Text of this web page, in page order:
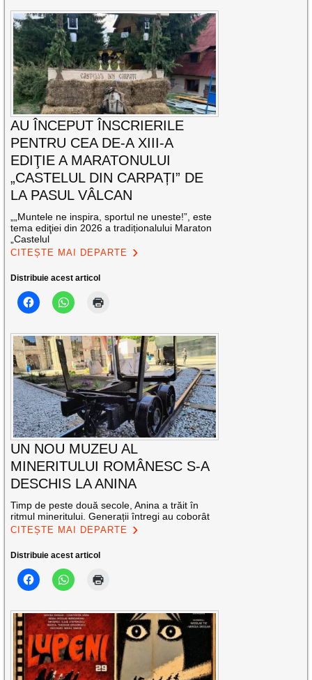
AU ÎNCEPUT ÎNSCRIERILE
PENTRU CEA DE-A XIII-A
EDIŢIE A MARATONULUI
„CASTELUL DIN CARPAȚI” DE
LA PASUL VÂLCAN
„„Muntele ne inspira, sportul ne uneste!”, este
tema ediţiei din 2026 a tradiționalului Maraton
„Castelul
CITEȘTE MAI DEPARTE
Distribuie acest articol
UN NOU MUZEU AL
MINERITULUI ROMÂNESC S-A
DESCHIS LA ANINA
Timp de peste două secole, Anina a trăit în
ritmul mineritului. Generații întregi au coborât
CITEȘTE MAI DEPARTE
Distribuie acest articol